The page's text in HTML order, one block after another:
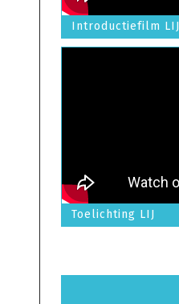
Introductiefilm LIJ
Toelichting LIJ